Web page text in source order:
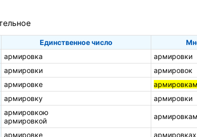
Единственное число
армировка
армировки
армировки
армировок
армировке
армировкам
армировку армировки
армировкою
армировкой
армировке армировках